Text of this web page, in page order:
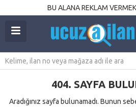
BU ALANA REKLAM
404. SAYFA
Aradığınız sayfa bulunamadı. Bunun